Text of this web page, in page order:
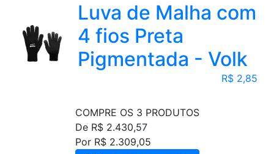
Luva de Malha com
4 fios Preta
Pigmentada - Volk
R$ 2,85
COMPRE OS 3 PRODUTOS
De R$ 2.430,57
Por R$ 2.309,05